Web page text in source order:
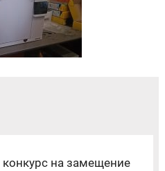
на замещение